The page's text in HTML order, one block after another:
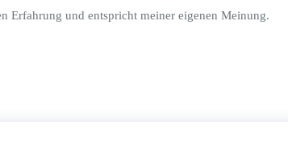
Erfahrung und entspricht meiner eigenen Meinung.